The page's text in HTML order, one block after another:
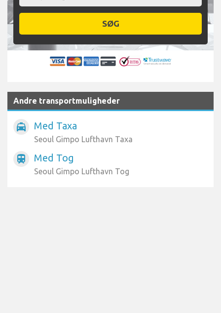
SØG
Andre transportmuligheder
local_taxi Med Taxa
Seoul Gimpo Lufthavn Taxa
train Med Tog
Seoul Gimpo Lufthavn Tog